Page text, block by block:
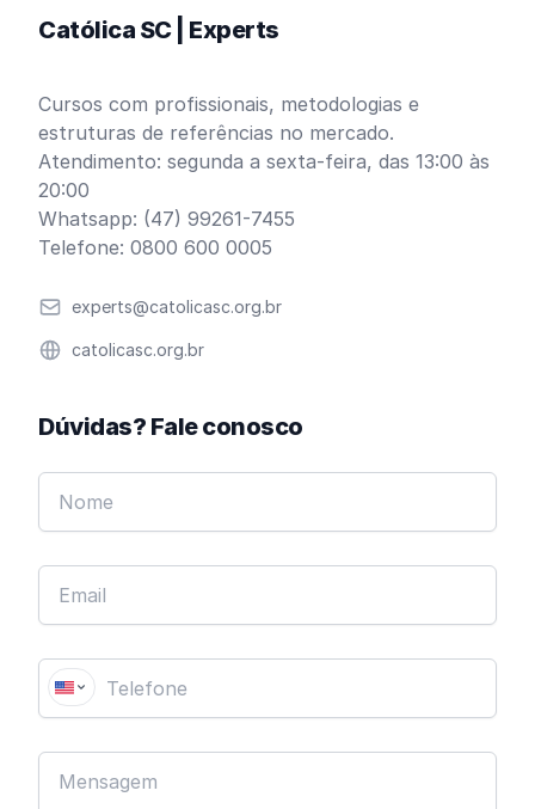
Católica SC | Experts
Cursos com profissionais, metodologias e
estruturas de referências no mercado.
Atendimento: segunda a sexta-feira, das 13:00 às
20:00
Whatsapp: (47) 99261-7455
Telefone: 0800 600 0005
Emailexperts@catolicasc.org.br
Websitecatolicasc.org.br
Dúvidas? Fale conosco